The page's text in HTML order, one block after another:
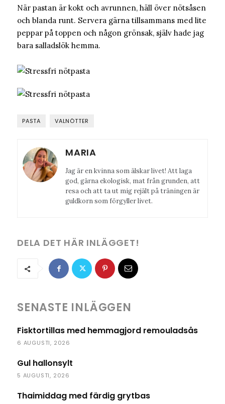
När pastan är kokt och avrunnen, häll över nötsåsen
och blanda runt. Servera gärna tillsammans med lite
peppar på toppen och någon grönsak, själv hade jag
bara salladslök hemma.
PASTA VALNÖTTER
MARIA
Jag är en kvinna som älskar livet! Att laga
god, gärna ekologisk, mat från grunden, att
resa och att ta ut mig rejält på träningen är
guldkorn som förgyller livet.
DELA DET HÄR INLÄGGET!
SENASTE INLÄGGEN
Fisktortillas med hemmagjord remouladsås
6 AUGUSTI, 2026
Gul hallonsylt
5 AUGUSTI, 2026
Thaimiddag med färdig grytbas